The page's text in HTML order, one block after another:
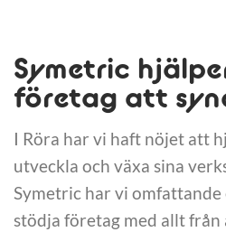
Symetric
företag att
I Röra har vi haft nöjet att
utveckla och växa sina
Symetric har vi
stödja företag med allt